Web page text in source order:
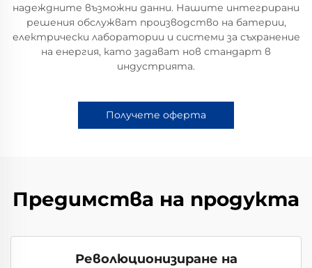
надеждните възможни данни. Нашите интегрирани
решения обслужват производство на батерии,
електрически лаборатории и системи за съхранение
на енергия, като задават нов стандарт в
индустрията.
Получете оферта
Предимства на продукта
Революционизиране на